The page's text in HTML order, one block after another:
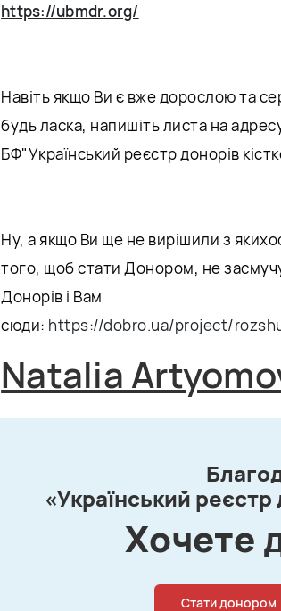
https://ubmdr.org/
Навіть якщо Ви є вже дорослою та
будь ласка, напишіть листа на
БФ"Український реєстр донорів
Ну, а якщо Ви ще не вирішили з
того, щоб стати Донором, не
Донорів і Вам
сюди: https://dobro.ua/project/
Natalia
«Український реєстр
Xочете
Стати донором